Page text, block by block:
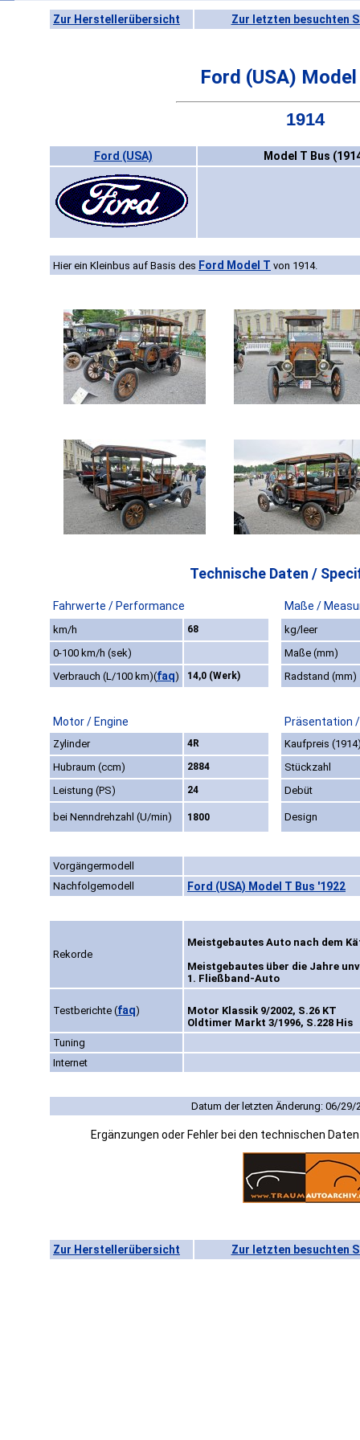
Zur Herstellerübersicht Zur letzten besuchten
Ford (USA)
1914
Ford (USA) Model T Bus
Hier ein Kleinbus auf Basis des Ford Model T von 1914.
Technische Daten /
Fahrwerte / Performance Maße /
km/h 68
kg/leer
0-100 km/h (sek)
Maße (mm)
Verbrauch (L/100 km)(faq) 14,0 (Werk) Radstand (mm)
Motor / Engine Präsentation
Zylinder 4R
Kaufpreis
Hubraum (ccm)
2884
Stückzahl
Leistung (PS)
24 Debüt
bei Nenndrehzahl (U/min) 1800 Design
Vorgängermodell
Nachfolgemodell
Ford (USA) Model T Bus '1922
Rekorde
Meistgebautes Auto nach dem
Meistgebautes über die Jahre
1. Fließband-Auto
Testberichte (faq)
Motor Klassik 9/2002, S.26 KT
Oldtimer Markt 3/1996, S.228 His
Tuning
Internet
Datum der letzten Änderung: 06/29/
Ergänzungen oder Fehler bei den technischen
Zur Herstellerübersicht Zur letzten besuchten